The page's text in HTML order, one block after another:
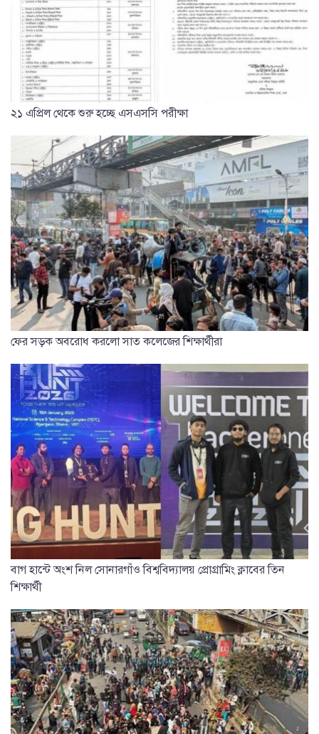
২১ এপ্রিল থেকে শুরু হচ্ছে এসএসসি পরীক্ষা
ফের সড়ক অবরোধ করলো সাত কলেজের শিক্ষার্থীরা
বাগ হান্টে অংশ নিল সোনারগাঁও বিশ্ববিদ্যালয় প্রোগ্রামিং ক্লাবের তিন
শিক্ষার্থী